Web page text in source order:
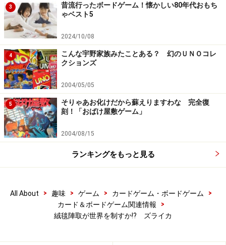
3
昔流行ったボードゲーム！懐かしい80年代おもち
ゃベスト5
2024/10/08
4
こんな宇野家族みたことある？ 幻のＵＮＯコレ
クションズ
2004/05/05
5
そりゃあお化けだから蘇えりますわな 完全復
刻！「おばけ屋敷ゲーム」
2004/08/15
ランキングをもっと見る
All About > 趣味 > ゲーム > カードゲーム・ボードゲーム
>
カード＆ボードゲーム関連情報
>
絨毯陣取が世界を制すか!? ズライカ